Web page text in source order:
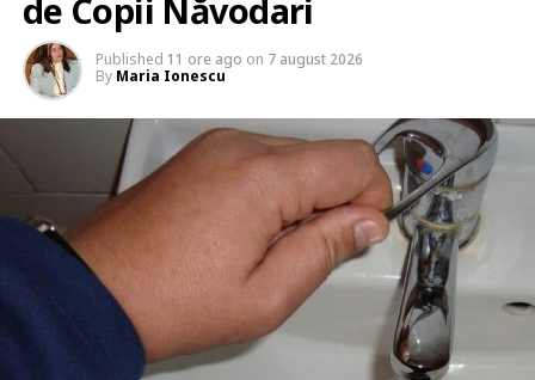
de Copii Năvodari
Published 11 ore ago on 7 august 2026
By Maria Ionescu